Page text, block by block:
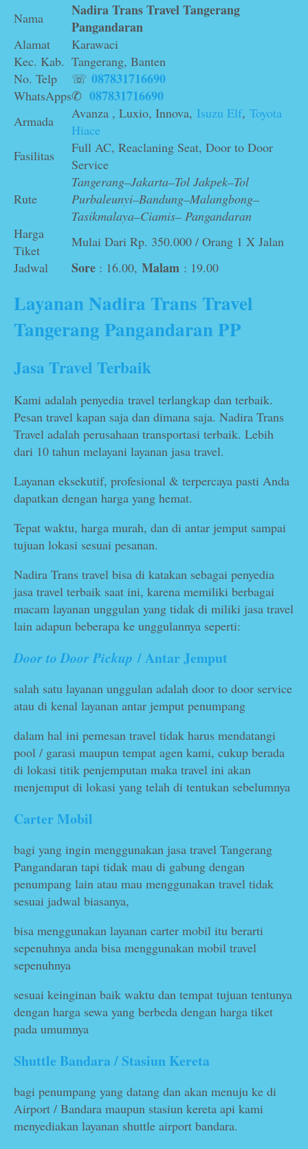
Nama Nadira Trans TravelTangerang
Pangandaran
Alamat
Karawaci
Kec. Kab. Tangerang, Banten
No. Telp
☏ 087831716690
WhatsApps✆ 087831716690
Armada Avanza , Luxio, Innova, Isuzu Elf, Toyota
Hiace
Fasilitas
Full AC, Reaclaning Seat, Door to Door
Service
Rute
Tangerang–Jakarta–Tol Jakpek–Tol
Purbaleunyi–Bandung–Malangbong–
Tasikmalaya–Ciamis– Pangandaran
Harga
Tiket
Mulai Dari Rp. 350.000 / Orang 1 X Jalan
Jadwal
Sore : 16.00, Malam : 19.00
Layanan Nadira Trans Travel
Tangerang Pangandaran PP
Jasa Travel Terbaik
Kami adalah penyedia travel terlangkap dan terbaik.
Pesan travel kapan saja dan dimana saja. Nadira Trans
Travel adalah perusahaan transportasi terbaik. Lebih
dari 10 tahun melayani layanan jasa travel.
Layanan eksekutif, profesional & terpercaya pasti Anda
dapatkan dengan harga yang hemat.
Tepat waktu, harga murah, dan di antar jemput sampai
tujuan lokasi sesuai pesanan.
Nadira Trans travel bisa di katakan sebagai penyedia
jasa travel terbaik saat ini, karena memiliki berbagai
macam layanan unggulan yang tidak di miliki jasa travel
lain adapun beberapa ke unggulannya seperti:
Door to Door Pickup / Antar Jemput
salah satu layanan unggulan adalah door to door service
atau di kenal layanan antar jemput penumpang
dalam hal ini pemesan travel tidak harus mendatangi
pool / garasi maupun tempat agen kami, cukup berada
di lokasi titik penjemputan maka travel ini akan
menjemput di lokasi yang telah di tentukan sebelumnya
Carter Mobil
bagi yang ingin menggunakan jasa travel Tangerang
Pangandaran tapi tidak mau di gabung dengan
penumpang lain atau mau menggunakan travel tidak
sesuai jadwal biasanya,
bisa menggunakan layanan carter mobil itu berarti
sepenuhnya anda bisa menggunakan mobil travel
sepenuhnya
sesuai keinginan baik waktu dan tempat tujuan tentunya
dengan harga sewa yang berbeda dengan harga tiket
pada umumnya
Shuttle Bandara / Stasiun Kereta
bagi penumpang yang datang dan akan menuju ke di
Airport / Bandara maupun stasiun kereta api kami
menyediakan layanan shuttle airport bandara.